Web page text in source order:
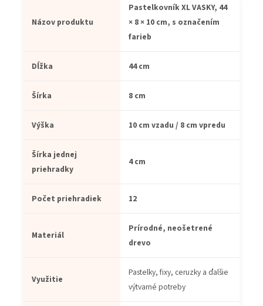
Názov produktu
Pastelkovník XL VASKY, 44
× 8 × 10 cm, s označením
farieb
Dĺžka 44 cm
Šírka 8 cm
Výška 10 cm vzadu / 8 cm vpredu
Šírka jednej
priehradky
4 cm
Počet priehradiek 12
Materiál
Prírodné, neošetrené
drevo
Využitie
Pastelky, fixy, ceruzky a ďalšie
výtvarné potreby